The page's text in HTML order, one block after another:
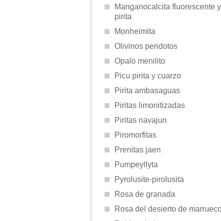
Manganocalcita fluorescente y
pirita
Monheimita
Olivinos peridotos
Opalo menilito
Picu pirita y cuarzo
Pirita ambasaguas
Piritas limonitizadas
Piritas navajun
Piromorfitas
Prenitas jaen
Pumpeyllyta
Pyrolusite-pirolusita
Rosa de granada
Rosa del desierto de